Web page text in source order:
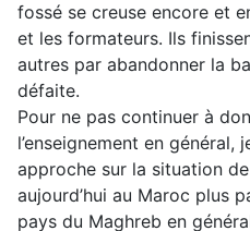
fossé se creuse encore et
et les formateurs. Ils
autres par abandonner la
défaite.
Pour ne pas continuer à
l’enseignement en général,
approche sur la situation
aujourd’hui au Maroc plus
pays du Maghreb en